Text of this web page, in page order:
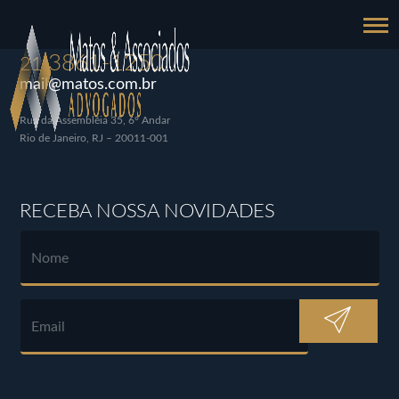
213861-1250
mail@matos.com.br
Rua da Assembléia 35, 6º Andar
Rio de Janeiro, RJ – 20011-001
RECEBA NOSSA NOVIDADES